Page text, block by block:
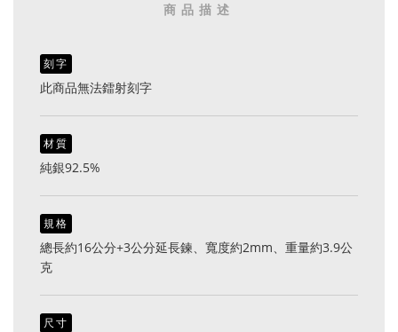
商品描述
刻字
此商品無法鐳射刻字
材質
純銀92.5%
規格
總長約16公分+3公分延長鍊、寬度約2mm、重量約3.9公
克
尺寸